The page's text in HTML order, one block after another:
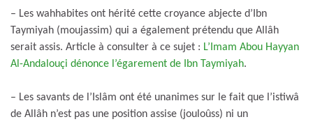
– Les wahhabites ont hérité cette croyance abjecte d’Ibn
Taymiyah (moujassim) qui a également prétendu que Allâh
serait assis. Article à consulter à ce sujet : L’Imam Abou Hayyan
Al-Andalouçi dénonce l’égarement de Ibn Taymiyah.
– Les savants de l’Islâm ont été unanimes sur le fait que l’istiwâ
de Allâh n’est pas une position assise (jouloûss) ni un